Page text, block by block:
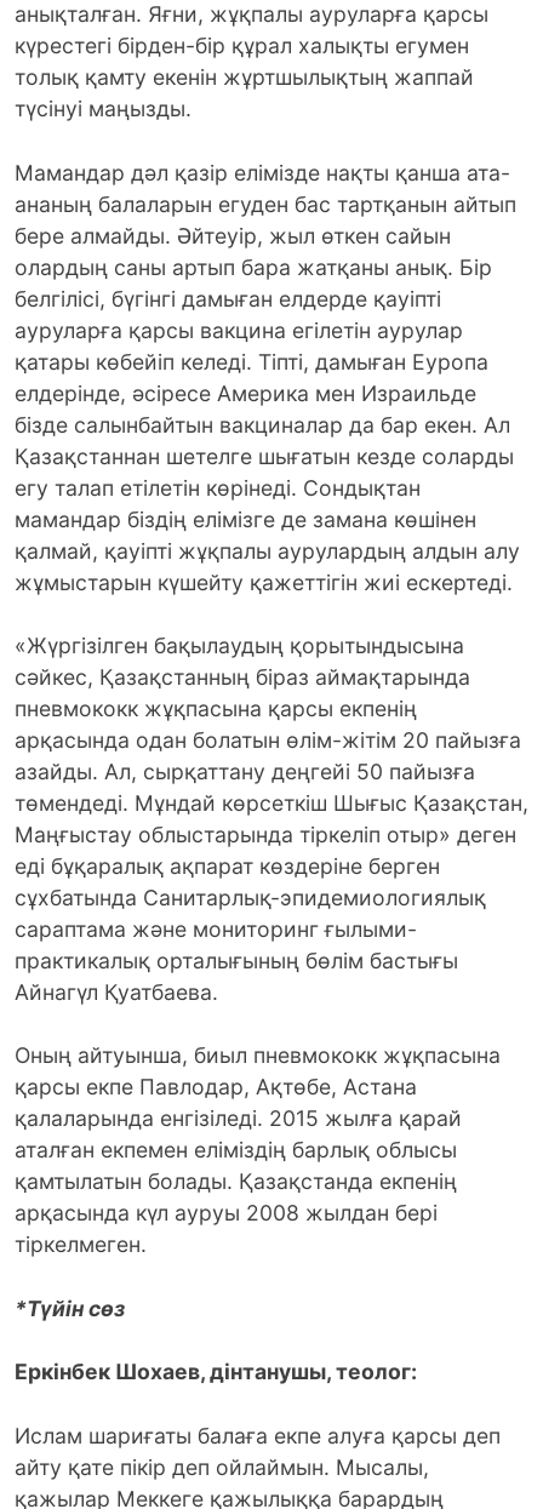
анықталған. Яғни, жұқпалы ауруларға қарсы
күрестегі бірден-бір құрал халықты егумен
толық қамту екенін жұртшылықтың жаппай
түсінуі маңызды.
Мамандар дәл қазір елімізде нақты қанша ата-
ананың балаларын егуден бас тартқанын айтып
бере алмайды. Әйтеуір, жыл өткен сайын
олардың саны артып бара жатқаны анық. Бір
белгілісі, бүгінгі дамыған елдерде қауіпті
ауруларға қарсы вакцина егілетін аурулар
қатары көбейіп келеді. Тіпті, дамыған Еуропа
елдерінде, әсіресе Америка мен Израильде
бізде салынбайтын вакциналар да бар екен. Ал
Қазақстаннан шетелге шығатын кезде соларды
егу талап етілетін көрінеді. Сондықтан
мамандар біздің елімізге де замана көшінен
қалмай, қауіпті жұқпалы аурулардың алдын алу
жұмыстарын күшейту қажеттігін жиі ескертеді.
«Жүргізілген бақылаудың қорытындысына
сәйкес, Қазақстанның біраз аймақтарында
пневмококк жұқпасына қарсы екпенің
арқасында одан болатын өлім-жітім 20 пайызға
азайды. Ал, сырқаттану деңгейі 50 пайызға
төмендеді. Мұндай көрсеткіш Шығыс Қазақстан,
Маңғыстау облыстарында тіркеліп отыр» деген
еді бұқаралық ақпарат көздеріне берген
сұхбатында Санитарлық-эпидемиологиялық
сараптама және мониторинг ғылыми-
практикалық орталығының бөлім бастығы
Айнагүл Қуатбаева.
Оның айтуынша, биыл пневмококк жұқпасына
қарсы екпе Павлодар, Ақтөбе, Астана
қалаларында енгізіледі. 2015 жылға қарай
аталған екпемен еліміздің барлық облысы
қамтылатын болады. Қазақстанда екпенің
арқасында күл ауруы 2008 жылдан бері
тіркелмеген.
*Түйін сөз
Еркінбек Шохаев, дінтанушы, теолог:
Ислам шариғаты балаға екпе алуға қарсы деп
айту қате пікір деп ойлаймын. Мысалы,
қажылар Меккеге қажылыққа барардың